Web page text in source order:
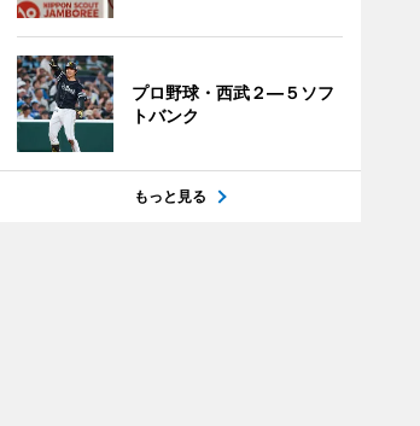
プロ野球・西武２―５ソフ
トバンク
もっと見る